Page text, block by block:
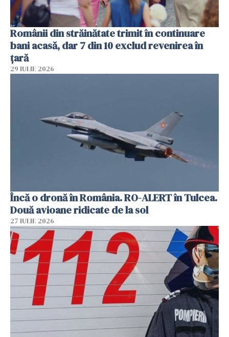
Românii din străinătate trimit în continuare
bani acasă, dar 7 din 10 exclud revenirea în
țară
29 IULIE 2026
Încă o dronă în România. RO-ALERT în Tulcea.
Două avioane ridicate de la sol
27 IULIE 2026